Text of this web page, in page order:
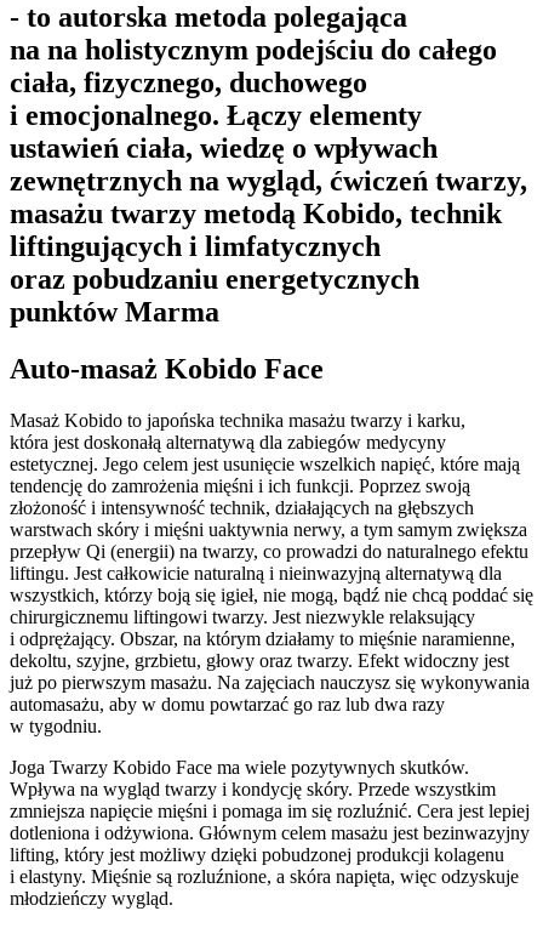
- to autorska metoda polegająca
na na holistycznym podejściu do całego
ciała, fizycznego, duchowego
i emocjonalnego. Łączy elementy
ustawień ciała, wiedzę o wpływach
zewnętrznych na wygląd, ćwiczeń twarzy,
masażu twarzy metodą Kobido, technik
liftingujących i limfatycznych
oraz pobudzaniu energetycznych
punktów Marma
Auto-masaż Kobido Face
Masaż Kobido to japońska technika masażu twarzy i karku,
która jest doskonałą alternatywą dla zabiegów medycyny
estetycznej. Jego celem jest usunięcie wszelkich napięć, które mają
tendencję do zamrożenia mięśni i ich funkcji. Poprzez swoją
złożoność i intensywność technik, działających na głębszych
warstwach skóry i mięśni uaktywnia nerwy, a tym samym zwiększa
przepływ Qi (energii) na twarzy, co prowadzi do naturalnego efektu
liftingu. Jest całkowicie naturalną i nieinwazyjną alternatywą dla
wszystkich, którzy boją się igieł, nie mogą, bądź nie chcą poddać się
chirurgicznemu liftingowi twarzy. Jest niezwykle relaksujący
i odprężający. Obszar, na którym działamy to mięśnie naramienne,
dekoltu, szyjne, grzbietu, głowy oraz twarzy. Efekt widoczny jest
już po pierwszym masażu. Na zajęciach nauczysz się wykonywania
automasażu, aby w domu powtarzać go raz lub dwa razy
w tygodniu.
Joga Twarzy Kobido Face ma wiele pozytywnych skutków.
Wpływa na wygląd twarzy i kondycję skóry. Przede wszystkim
zmniejsza napięcie mięśni i pomaga im się rozluźnić. Cera jest lepiej
dotleniona i odżywiona. Głównym celem masażu jest bezinwazyjny
lifting, który jest możliwy dzięki pobudzonej produkcji kolagenu
i elastyny. Mięśnie są rozluźnione, a skóra napięta, więc odzyskuje
młodzieńczy wygląd.